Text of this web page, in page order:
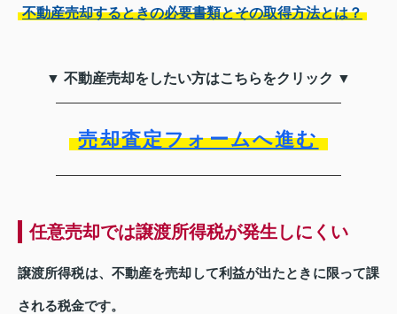
不動産売却するときの必要書類とその取得方法とは？
▼ 不動産売却をしたい方はこちらをクリック ▼
売却査定フォームへ進む
任意売却では譲渡所得税が発生しにくい
譲渡所得税は、不動産を売却して利益が出たときに限って課
される税金です。